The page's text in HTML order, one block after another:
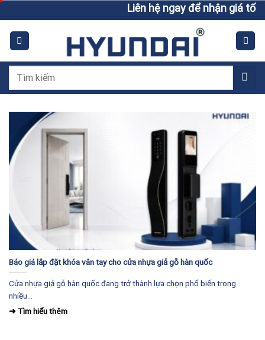
to
content
Liên hệ ngay để nhận giá tốt
Tìm
Báo giá lắp đặt khóa vân tay cho cửa nhựa giả gỗ hàn quốc
Cửa nhựa giả gỗ hàn quốc đang trở thành lựa chọn phổ biến trong
nhiều...